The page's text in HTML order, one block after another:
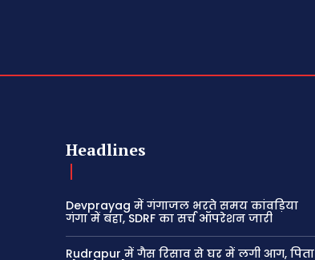
Headlines
Devprayag में गंगाजल भरते समय कांवड़िया
गंगा में बहा, SDRF का सर्च ऑपरेशन जारी
Rudrapur में गैस रिसाव से घर में लगी आग, पिता